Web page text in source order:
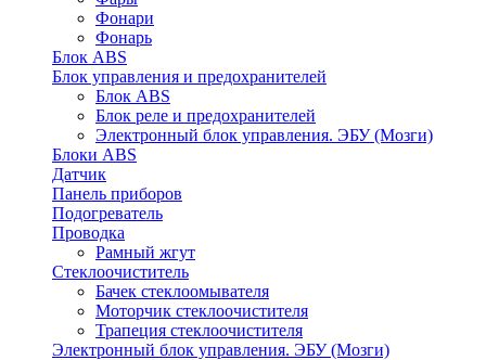
Фонари
Фонарь
Блок ABS
Блок управления и предохранителей
Блок ABS
Блок реле и предохранителей
Электронный блок управления. ЭБУ (Мозги)
Блоки ABS
Датчик
Панель приборов
Подогреватель
Проводка
Рамный жгут
Стеклоочиститель
Бачек стеклоомывателя
Моторчик стеклоочистителя
Трапеция стеклоочистителя
Электронный блок управления. ЭБУ (Мозги)